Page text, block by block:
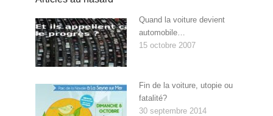
Quand la voiture devient
automobile…
15 octobre 2007
Fin de la voiture, utopie ou
fatalité?
30 septembre 2014